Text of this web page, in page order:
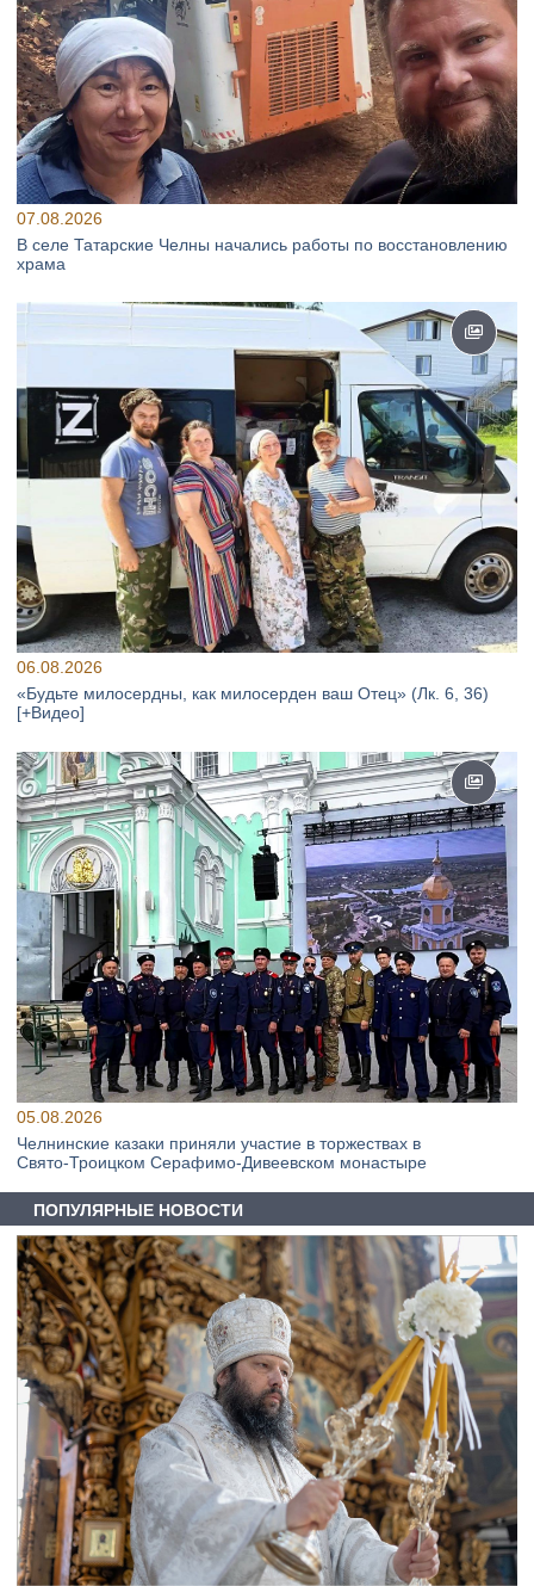
07.08.2026
В селе Татарские Челны начались работы по восстановлению
храма
06.08.2026
«Будьте милосердны, как милосерден ваш Отец» (Лк. 6, 36)
[+Видео]
05.08.2026
Челнинские казаки приняли участие в торжествах в
Свято‑Троицком Серафимо‑Дивеевском монастыре
ПОПУЛЯРНЫЕ НОВОСТИ